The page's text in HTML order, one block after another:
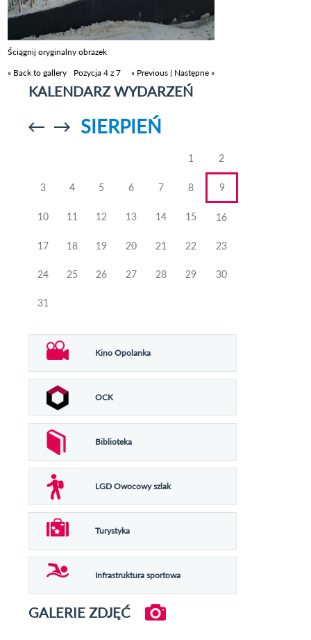
Ściągnij oryginalny obrazek
« Back to gallery
Pozycja 4 z 7 « Previous | Następne »
KALENDARZ WYDARZEŃ
Przejdź doPrzejdź do
SIERPIEŃ
1 2
3 4 5 6 7 8 9
10 11 12 13 14 15 16
17 18 19 20 21 22 23
24 25 26 27 28 29 30
31
Kino Opolanka
OCK
Biblioteka
LGD Owocowy szlak
Turystyka
Infrastruktura sportowa
GALERIE ZDJĘĆ